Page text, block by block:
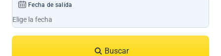
Fecha de salida
Buscar